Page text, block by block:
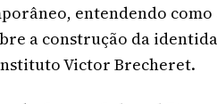
entendendo
a construção da
Victor Brecheret.